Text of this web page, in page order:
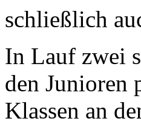
schließlich
In Lauf zwei
den Junioren
Klassen an